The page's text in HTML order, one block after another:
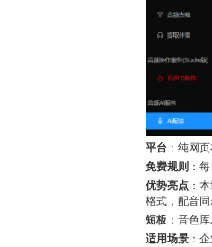
平台 ：纯网
免费规则 ：
优势亮点：
格式，配音
短板：音色库
适用场景：企